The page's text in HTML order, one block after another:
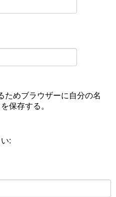
ためブラウザーに自分の名
保存する。
: